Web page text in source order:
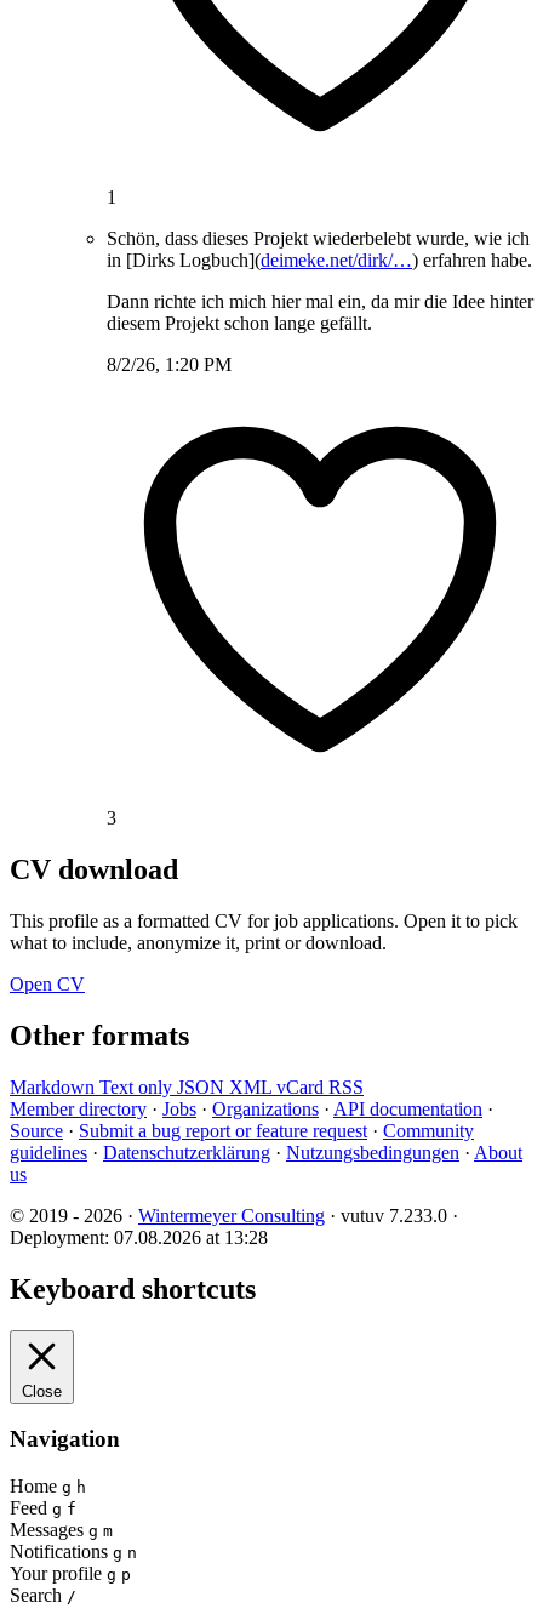
1
Schön, dass dieses Projekt wiederbelebt wurde, wie ich
in [Dirks Logbuch](deimeke.net/dirk/…) erfahren habe.
Dann richte ich mich hier mal ein, da mir die Idee hinter
diesem Projekt schon lange gefällt.
8/2/26, 1:20 PM
3
CV download
This profile as a formatted CV for job applications. Open it to pick
what to include, anonymize it, print or download.
Open CV
Other formats
Markdown Text only JSON XML vCard RSS
Member directory · Jobs · Organizations · API documentation ·
Source · Submit a bug report or feature request · Community
guidelines · Datenschutzerklärung · Nutzungsbedingungen · About
us
© 2019 - 2026 · Wintermeyer Consulting · vutuv 7.233.0 ·
Deployment: 07.08.2026 at 13:28
Keyboard shortcuts
Close
Navigation
Home g h
Feed g f
Messages g m
Notifications g n
Your profile g p
Search /